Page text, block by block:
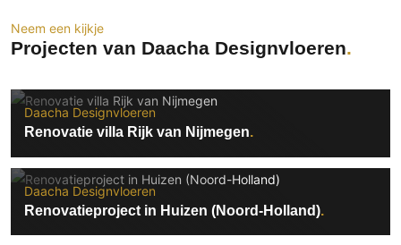
Neem een kijkje
Projecten van Daacha Designvloeren
Daacha Designvloeren
Renovatie villa Rijk van Nijmegen
Daacha Designvloeren
Renovatieproject in Huizen (Noord-Holland)